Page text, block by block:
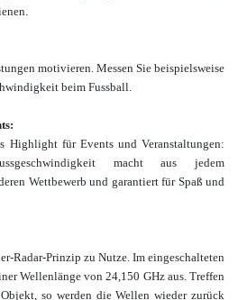
motivieren. Messen Sie beispielsweise
beim Fussball
Highlight für Events und Veranstaltungen:
macht aus jedem
Wettbewerb und garantiert für Spaß und
Radar-Prinzip zu Nutze. Im eingeschalteten
Wellenlänge von 24,150 GHz aus. Treffen
so werden die Wellen wieder zurück